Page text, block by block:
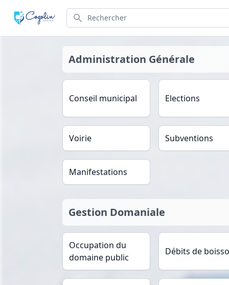
Search
Administration Générale
Conseil municipal Elections
Voirie Subventions
Manifestations
Gestion Domaniale
Occupation du
domaine public
Débits de